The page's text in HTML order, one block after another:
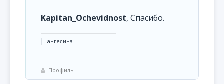
Kapitan_Ochevidnost, Спасибо.
ангелина
Профиль